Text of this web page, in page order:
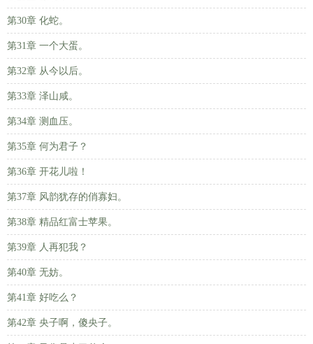
第30章 化蛇。
第31章 一个大蛋。
第32章 从今以后。
第33章 泽山咸。
第34章 测血压。
第35章 何为君子？
第36章 开花儿啦！
第37章 风韵犹存的俏寡妇。
第38章 精品红富士苹果。
第39章 人再犯我？
第40章 无妨。
第41章 好吃么？
第42章 央子啊，傻央子。